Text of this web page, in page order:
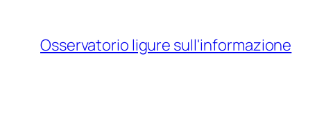
contenuto
Osservatorio ligure sull'informazione